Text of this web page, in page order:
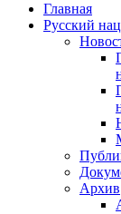
Главная
Русский
Архив